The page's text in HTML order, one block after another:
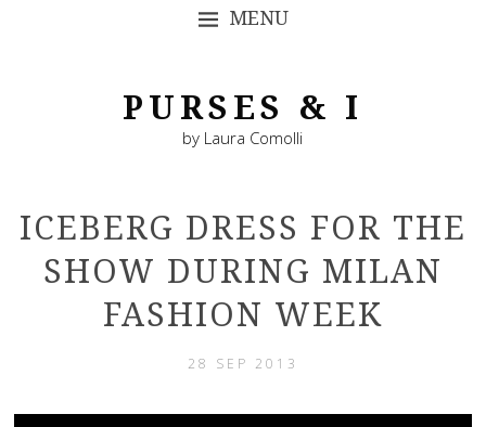
MENU
PURSES & I
by Laura Comolli
ICEBERG DRESS FOR THE
SHOW DURING MILAN
FASHION WEEK
28 SEP 2013